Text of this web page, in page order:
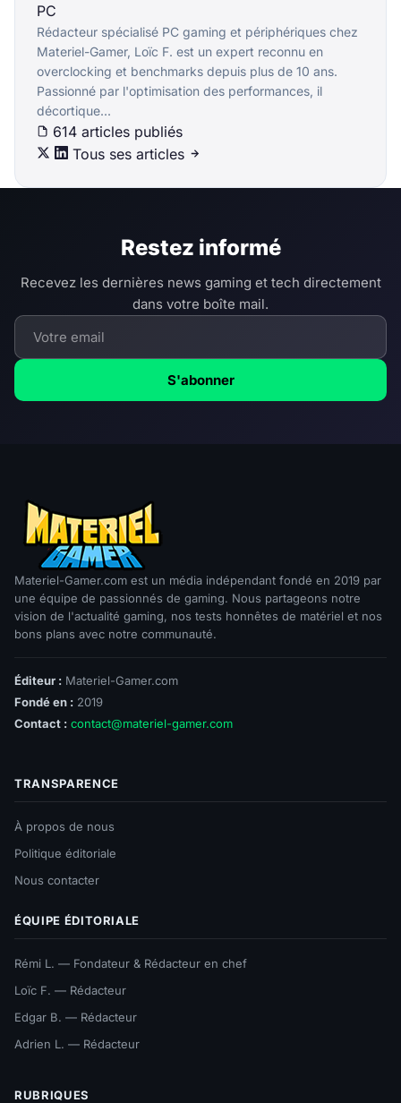
PC
Rédacteur spécialisé PC gaming et périphériques chez
Materiel-Gamer, Loïc F. est un expert reconnu en
overclocking et benchmarks depuis plus de 10 ans.
Passionné par l'optimisation des performances, il
décortique...
614 articles publiés
Tous ses articles
Restez informé
Recevez les dernières news gaming et tech directement
dans votre boîte mail.
S'abonner
Materiel-Gamer.com est un média indépendant fondé en 2019 par
une équipe de passionnés de gaming. Nous partageons notre
vision de l'actualité gaming, nos tests honnêtes de matériel et nos
bons plans avec notre communauté.
Éditeur : Materiel-Gamer.com
Fondé en : 2019
Contact : contact@materiel-gamer.com
TRANSPARENCE
À propos de nous
Politique éditoriale
Nous contacter
ÉQUIPE ÉDITORIALE
Rémi L. — Fondateur & Rédacteur en chef
Loïc F. — Rédacteur
Edgar B. — Rédacteur
Adrien L. — Rédacteur
RUBRIQUES